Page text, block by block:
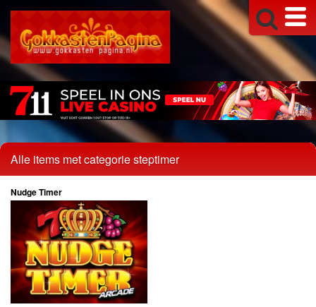
Alle items met categorie steptimer
Nudge Timer